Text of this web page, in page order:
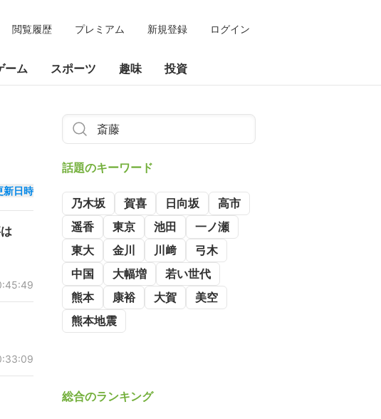
閲覧履歴 プレミアム 新規登録 ログイン
ーム スポーツ 趣味 投資
新日時
話題のキーワード
乃木坂 賀喜 日向坂
高市
遥香
東京 池田
一ノ瀬
東大
金川 川﨑
弓木
中国
大幅増
若い世代
熊本
康裕 大賀
美空
熊本地震
総合のランキング